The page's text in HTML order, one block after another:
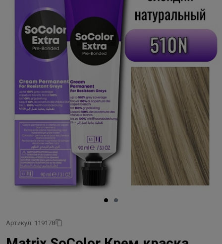
Артикул: 119178